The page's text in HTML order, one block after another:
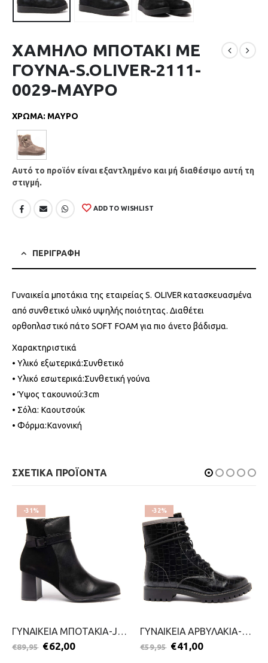
ΧΑΜΗΛΟ ΜΠΟΤΑΚΙ ΜΕ
ΓΟΥΝΑ-S.OLIVER-2111-
0029-ΜΑΥΡΟ
ΧΡΩΜΑ: ΜΑΥΡΟ
Αυτό το προϊόν είναι εξαντλημένο και μή διαθέσιμο αυτή τη
στιγμή.
ADD TO WISHLIST
ΠΕΡΙΓΡΑΦΗ
Γυναικεία μποτάκια της εταιρείας S. OLIVER κατασκευασμένα
από συνθετικό υλικό υψηλής ποιότητας. Διαθέτει
ορθοπλαστικό πάτο SOFT FOAM για πιο άνετο βάδισμα.
Χαρακτηριστικά
• Υλικό εξωτερικά:Συνθετικό
• Υλικό εσωτερικά:Συνθετική γούνα
• Ύψος τακουνιού:3cm
• Σόλα: Καουτσούκ
• Φόρμα:Κανονική
ΣΧΕΤΙΚΑ ΠΡΟΪΟΝΤΑ
-31%
ΓΥΝΑΙΚΕΙΑ ΜΠΟΤΑΚΙΑ-JANA-2111-0037-ΜΑΥΡΟ
€89,95 €62,00
-32%
ΓΥΝΑΙΚΕΙΑ ΑΡΒΥΛΑΚΙΑ-S.OLIVER-2111-0024-ΜΑΥΡΟ
€59,95 €41,00